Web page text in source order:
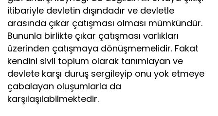
itibariyle devletin dışındadır ve devletle
arasında çıkar çatışması olması mümkündür.
Bununla birlikte çıkar çatışması varlıkları
üzerinden çatışmaya dönüşmemelidir. Fakat
kendini sivil toplum olarak tanımlayan ve
devlete karşı duruş sergileyip onu yok etmeye
çabalayan oluşumlarla da
karşılaşılabilmektedir.